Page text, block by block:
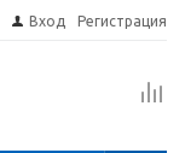
Вход Регистрация